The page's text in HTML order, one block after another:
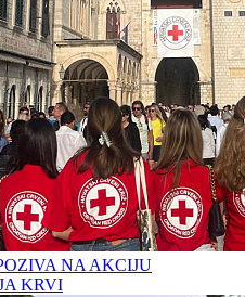
NA AKCIJU
KRVI